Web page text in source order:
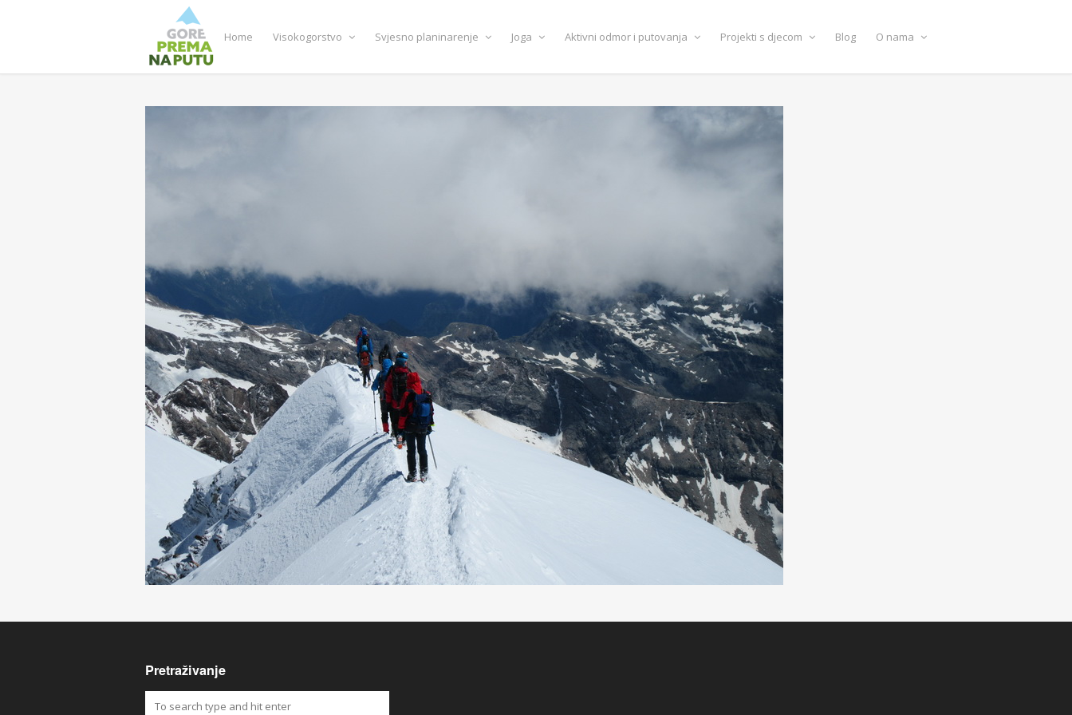
Home Visokogorstvo Svjesno planinarenje Joga Aktivni odmor i putovanja Projekti s djecom Blog O nama
Pretraživanje